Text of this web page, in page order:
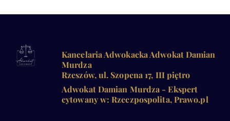
Kancelaria Adwokacka Adwokat Damian
Murdza
Rzeszów, ul. Szopena 17, III piętro
Adwokat Damian Murdza - Ekspert
cytowany w: Rzeczpospolita, Prawo.pl